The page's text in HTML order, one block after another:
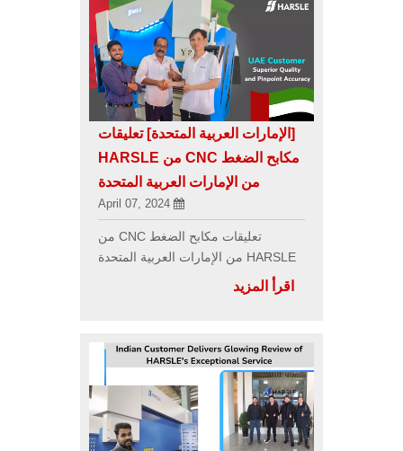
[الإمارات العربية المتحدة] تعليقات
مكابح الضغط CNC من HARSLE
من الإمارات العربية المتحدة
تعليقات مكابح الضغط CNC من
HARSLE من الإمارات العربية المتحدة
اقرأ المزيد